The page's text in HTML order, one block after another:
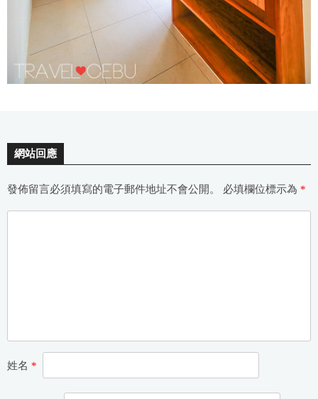
網站回應
發佈留言必須填寫的電子郵件地址不會公開。 必填欄位標示為 *
姓名 *